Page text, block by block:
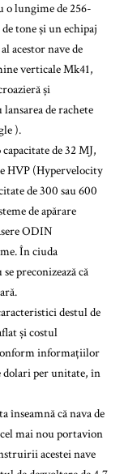
o lungime de 256-
tone și un echipaj
acestor nave de
verticale Mk41,
și
de rachete
).
de 32 MJ,
HVP (Hypervelocity
de 300 sau 600
de apărare
ODIN
În ciuda
preconizează că
destul de
și costul
informațiilor
dolari per unitate, în
înseamnă că nava de
mai nou portavion
acestei nave